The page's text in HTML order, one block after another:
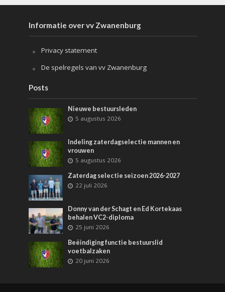
Informatie over vv Zwanenburg
Privacy statement
De spelregels van vv Zwanenburg
Posts
Nieuwe bestuursleden
5 augustus 2026
Indeling zaterdagselectie mannen en
vrouwen
5 augustus 2026
Zaterdag selectie seizoen 2026-2027
22 juli 2026
Donny van der Schagt en Ed Kortekaas
behalen VC2-diploma
25 juni 2026
Beëindiging functie bestuurslid
voetbalzaken
20 juni 2026